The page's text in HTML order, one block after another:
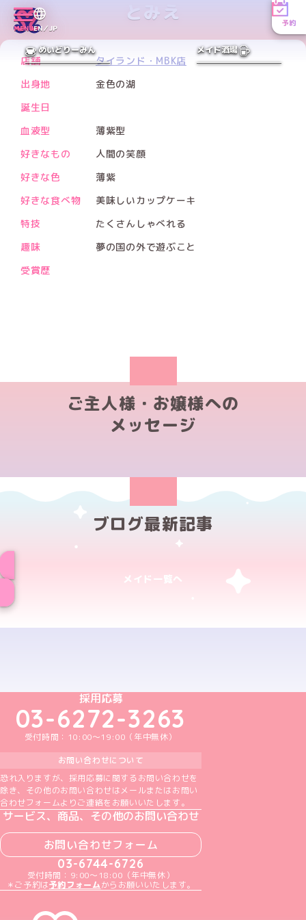
MENUEN／JP
予約
めいどりーみん メイド酒場
とみえ
PREV NEXT
Facebookアカウント
店舗
タイランド・MBK店
出身地
金色の湖
誕生日
血液型
薄紫型
好きなもの
人間の笑顔
好きな色
薄紫
好きな食べ物
美味しいカップケーキ
特技
たくさんしゃべれる
趣味
夢の国の外で遊ぶこと
受賞歴
ご主人様・お嬢様への
メッセージ
ブログ最新記事
メイド一覧へ
めいどりーみんTikTok公式アカウント
めいどりーみんX公式アカウント
採用応募
03-6272-3263
受付時間：10:00～19:00（年中無休）
お問い合わせについて
恐れ入りますが、採用応募に関するお問い合わせを
除き、その他のお問い合わせはメールまたはお問い
合わせフォームよりご連絡をお願いいたします。
サービス、商品、その他のお問い合わせ
お問い合わせフォーム
03-6744-6726
受付時間：9:00～18:00（年中無休）
＊ご予約は予約フォームからお願いいたします。